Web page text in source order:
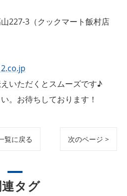
227-3（クックマート飯村店
いただくとスムーズです♪
。お待ちしております！
覧に戻る 次のページ >
連タグ